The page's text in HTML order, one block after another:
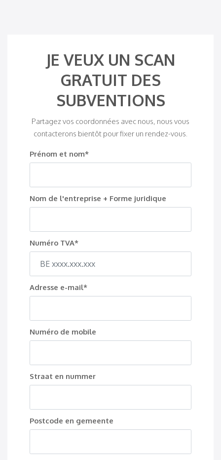
JE VEUX UN SCAN
GRATUIT DES
SUBVENTIONS
Partagez vos coordonnées avec nous, nous vous
contacterons bientôt pour fixer un rendez-vous.
Prénom et nom*
Nom de l'entreprise + Forme juridique
Numéro TVA*
Adresse e-mail*
Numéro de mobile
Straat en nummer
Postcode en gemeente